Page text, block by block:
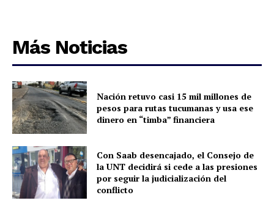
Más Noticias
Nación retuvo casi 15 mil millones de
pesos para rutas tucumanas y usa ese
dinero en “timba” financiera
Con Saab desencajado, el Consejo de
la UNT decidirá si cede a las presiones
por seguir la judicialización del
conflicto